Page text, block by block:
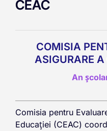
CEAC
COMISIA
ASIGURARE
An
Comisia pentru
Educației (CEAC)